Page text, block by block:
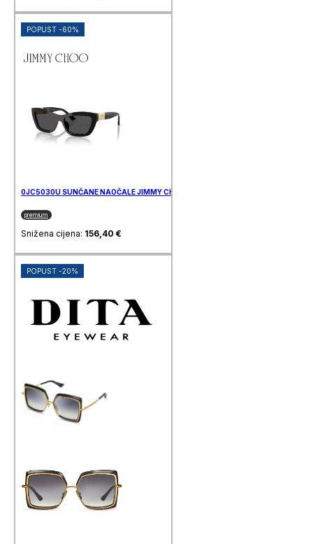
POPUST -60%
0JC5030U SUNČANE NAOČALE JIMMY CHOO
premium
Snižena cijena: 156,40 €
POPUST -20%